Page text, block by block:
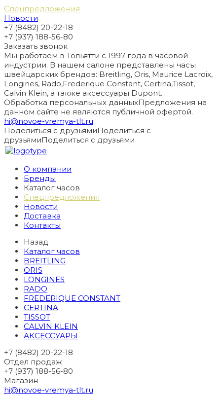
Спецпредложения
Новости
+7 (8482) 20-22-18
+7 (937) 188-56-80
Заказать звонок
Мы работаем в Тольятти с 1997 года в часовой
индустрии. В нашем салоне представлены часы
швейцарских брендов: Breitling, Oris, Maurice Lacroix,
Longines, Rado,Frederique Constant, Certina,Tissot,
Calvin Klein, а также аксессуары Dupont.
Обработка персональных данныхПредложения на
данном сайте не являются публичной офертой.
hi@novoe-vremya-tlt.ru
Поделиться с друзьямиПоделиться с
друзьямиПоделиться с друзьями
О компании
Бренды
Каталог часов
Спецпредложения
Новости
Доставка
Контакты
Назад
Каталог часов
BREITLING
ORIS
LONGINES
RADO
FREDERIQUE CONSTANT
CERTINA
TISSOT
CALVIN KLEIN
АКСЕССУАРЫ
+7 (8482) 20-22-18
Отдел продаж
+7 (937) 188-56-80
Магазин
hi@novoe-vremya-tlt.ru